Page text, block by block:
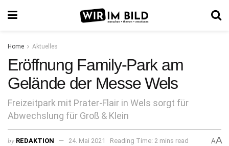
Home Aktuelles
Eröffnung Family-Park am
Gelände der Messe Wels
Freizeitpark mit Prater-Flair in Wels sorgt für
Abwechslung für Groß & Klein
by REDAKTION 24. Mai 2021 Reading Time: 2 mins read AA